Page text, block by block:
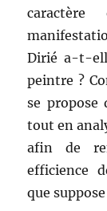
Dirié a-t-
peintre ?
se propose
tout en
afin de
efficience
que